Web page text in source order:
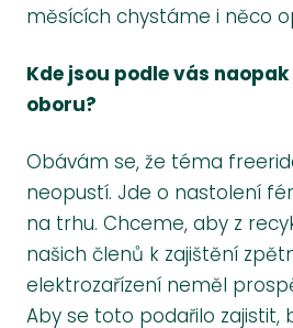
měsících chystáme i něco
Kde jsou podle vás
oboru?
Obávám se, že téma
neopustí. Jde o nastolení
na trhu. Chceme, aby z
našich členů k zajištění
elektrozařízení neměl
Aby se toto podařilo zajistit,